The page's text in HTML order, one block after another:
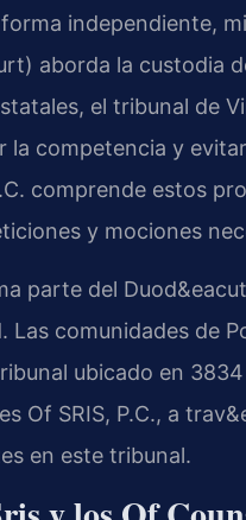
independiente,
aborda la custodia
el tribunal de
competencia y
comprende estos
y mociones
parte del
Las comunidades de
ubicado en
Of SRIS, P.C., a
en este tribunal.